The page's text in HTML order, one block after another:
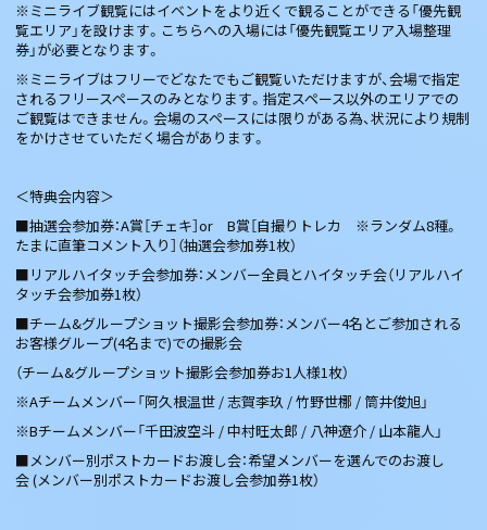
※ミニライブ観覧にはイベントをより近くで観ることができる「優先観
覧エリア」を設けます。こちらへの入場には「優先観覧エリア入場整理
券」が必要となります。
※ミニライブはフリーでどなたでもご観覧いただけますが、会場で指定
されるフリースペースのみとなります。指定スペース以外のエリアでの
ご観覧はできません。会場のスペースには限りがある為、状況により規制
をかけさせていただく場合があります。
＜特典会内容＞
■抽選会参加券：A賞［チェキ］or B賞［自撮りトレカ ※ランダム8種。
たまに直筆コメント入り］（抽選会参加券1枚）
■リアルハイタッチ会参加券：メンバー全員とハイタッチ会（リアルハイ
タッチ会参加券1枚）
■チーム&グループショット撮影会参加券：メンバー4名とご参加される
お客様グループ(4名まで)での撮影会
（チーム&グループショット撮影会参加券お1人様1枚）
※Aチームメンバー「阿久根温世 / 志賀李玖 / 竹野世梛 / 筒井俊旭」
※Bチームメンバー「千田波空斗 / 中村旺太郎 / 八神遼介 / 山本龍人」
■メンバー別ポストカードお渡し会：希望メンバーを選んでのお渡し
会 (メンバー別ポストカードお渡し会参加券1枚）